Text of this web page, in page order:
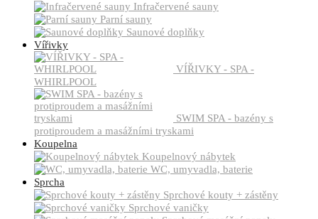
Infračervené sauny
Parní sauny
Saunové doplňky
Vířivky
VÍŘIVKY - SPA -
WHIRLPOOL
SWIM SPA - bazény s
protiproudem a masážními tryskami
Koupelna
Koupelnový nábytek
WC, umyvadla, baterie
Sprcha
Sprchové kouty + zástěny
Sprchové vaničky